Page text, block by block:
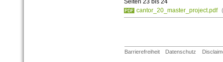
Seiten 23 bis 24
cantor_20_master_project.pdf
Barrierefreiheit Datenschutz